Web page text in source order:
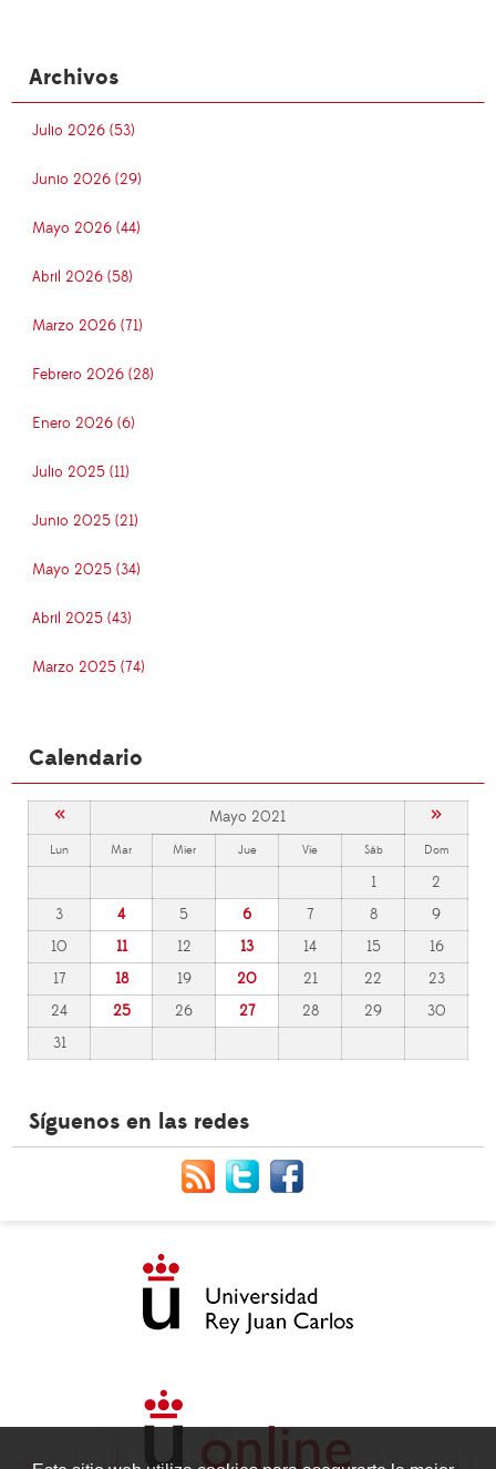
Archivos
Julio 2026 (53)
Junio 2026 (29)
Mayo 2026 (44)
Abril 2026 (58)
Marzo 2026 (71)
Febrero 2026 (28)
Enero 2026 (6)
Julio 2025 (11)
Junio 2025 (21)
Mayo 2025 (34)
Abril 2025 (43)
Marzo 2025 (74)
Calendario
« Mayo 2021 »
Lun Mar Mier Jue Vie Sáb Dom
1
2
3
4 5 6 7 8
9
10
11 12 13 14 15
16
17
18 19 20 21 22
23
24
25 26 27 28 29
30
31
Síguenos en las redes